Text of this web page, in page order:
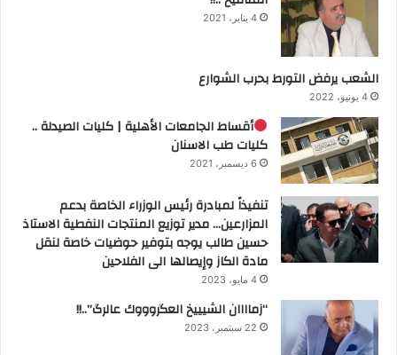
4 يناير، 2021
الشعب يرفض التورط بحرب الشوارع
4 يونيو، 2022
أقساط الجامعات الأهلية | كليات الصيدلة ..
كليات طب الاسنان
6 ديسمبر، 2021
تنفيذاً لمبادرة رئيس الوزراء الخاصة بدعم
المزارعين… مدير توزيع المنتجات النفطية الاستاذ
حسين طالب يوجه بتوفير حوضيات خاصة لنقل
مادة الكاز وإيصالها الى الفلاحين
4 مايو، 2023
“زماااان الشيييخ العگروووك عالرگ”..!!
22 سبتمبر، 2023